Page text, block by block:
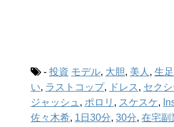
- 投資 モデル, 大胆, 美人 , 生足
い, ラストコップ, ドレス , セク
ジャッシュ , ポロリ , スケスケ,
佐々木希, 1日30分, 30分, 在宅副